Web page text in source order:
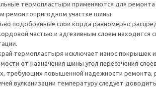
термопластыри применяются для ремонта
ремонтопригодном участке шины.
подобранные слои корда равномерно
частью и адгезивным слоем находится
термопластыря исключает износ покрышек
от назначения шины угол пересечения
требующих повышенной надежности ремонта,
вулканизации температуру следует